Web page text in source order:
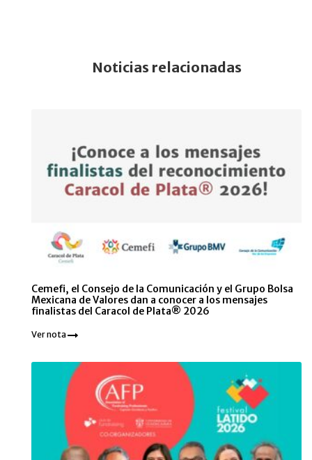
Noticias relacionadas
Cemefi, el Consejo de la Comunicación y el Grupo Bolsa
Mexicana de Valores dan a conocer a los mensajes
finalistas del Caracol de Plata® 2026
Ver nota